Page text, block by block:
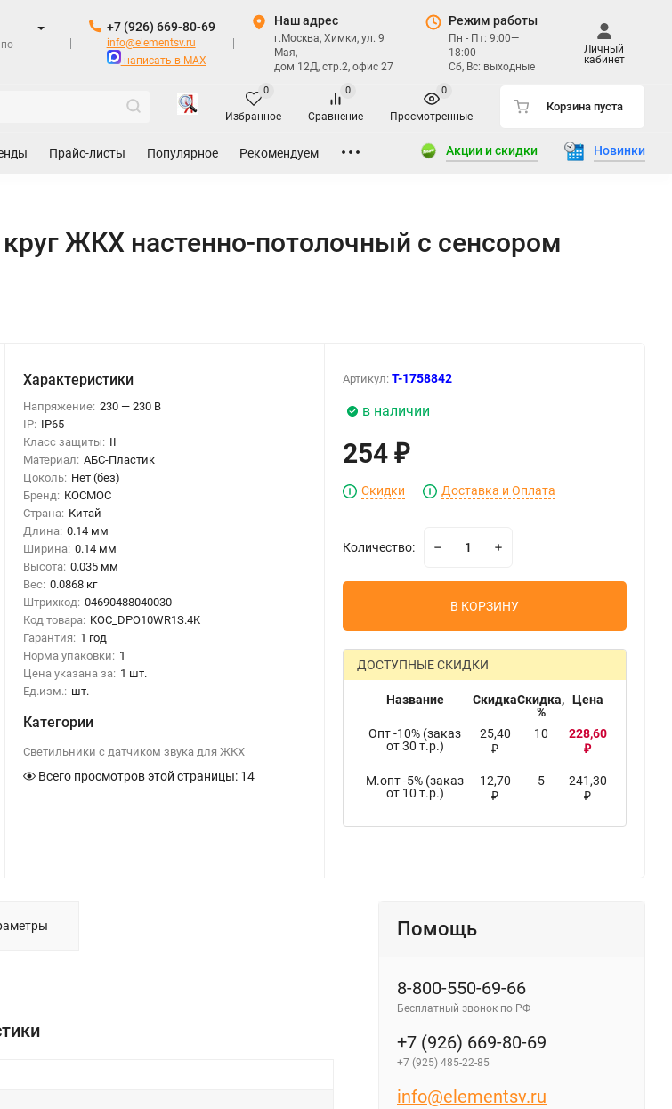
+7 (926) 669-80-69
info@elementsv.ru
написать в MAX
Наш адрес
г.Москва, Химки, ул. 9
Мая,
дом 12Д, стр.2, офис 27
Режим работы
Пн - Пт: 9:00—
18:00
Сб, Вс: выходные
Личный
кабинет
Избранное
0
Сравнение
0
Просмотренные
0
Корзина пуста
Прайс-листы Популярное Рекомендуем Акции и скидки Новинки
ЖКХ настенно-потолочный с сенсором
Характеристики
Напряжение: 230 — 230 В
IP: IP65
Класс защиты: II
Материал: АБС-Пластик
Цоколь: Нет (без)
Бренд: КОСМОС
Страна: Китай
Длина: 0.14 мм
Ширина: 0.14 мм
Высота: 0.035 мм
Вес: 0.0868 кг
Штрихкод: 04690488040030
Код товара: KOC_DPO10WR1S.4K
Гарантия: 1 год
Норма упаковки: 1
Цена указана за: 1 шт.
Ед.изм.: шт.
Категории
Светильники с датчиком звука для ЖКХ
Всего просмотров этой страницы: 14
Артикул:T-1758842
в наличии
254₽
Скидки Доставка и Оплата
Количество:
В КОРЗИНУ
ДОСТУПНЫЕ СКИДКИ
Название СкидкаСкидка,
%
Цена
Опт -10% (заказ
от 30 т.р.)
25,40
₽
10 228,60
₽
М.опт -5% (заказ
от 10 т.р.)
12,70
₽
5 241,30
₽
Помощь
8-800-550-69-66
Бесплатный звонок по РФ
+7 (926) 669-80-69
+7 (925) 485-22-85
info@elementsv.ru